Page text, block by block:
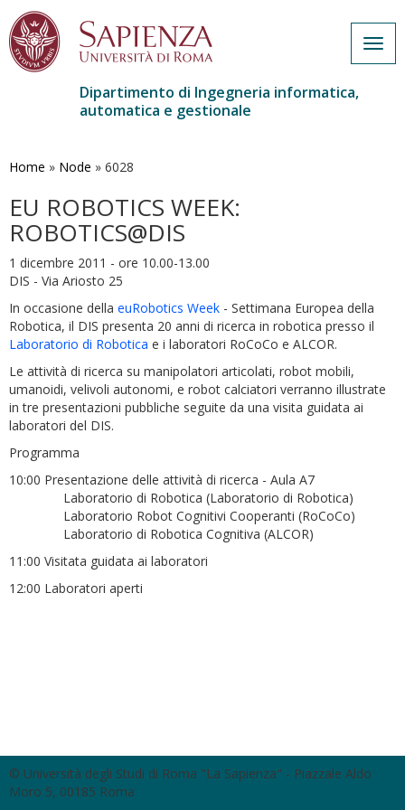
contenuto
Dipartimento di Ingegneria informatica,
automatica e gestionale
Home » Node » 6028
EU ROBOTICS WEEK:
ROBOTICS@DIS
1 dicembre 2011 - ore 10.00-13.00
DIS - Via Ariosto 25
In occasione della euRobotics Week - Settimana Europea della
Robotica, il DIS presenta 20 anni di ricerca in robotica presso il
Laboratorio di Robotica e i laboratori RoCoCo e ALCOR.
Le attività di ricerca su manipolatori articolati, robot mobili,
umanoidi, velivoli autonomi, e robot calciatori verranno illustrate
in tre presentazioni pubbliche seguite da una visita guidata ai
laboratori del DIS.
Programma
10:00 Presentazione delle attività di ricerca - Aula A7
Laboratorio di Robotica (Laboratorio di Robotica)
Laboratorio Robot Cognitivi Cooperanti (RoCoCo)
Laboratorio di Robotica Cognitiva (ALCOR)
11:00 Visitata guidata ai laboratori
12:00 Laboratori aperti
© Università degli Studi di Roma "La Sapienza" - Piazzale Aldo
Moro 5, 00185 Roma